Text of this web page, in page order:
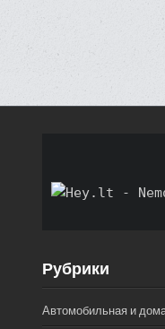
Рубрики
Автомобильная и